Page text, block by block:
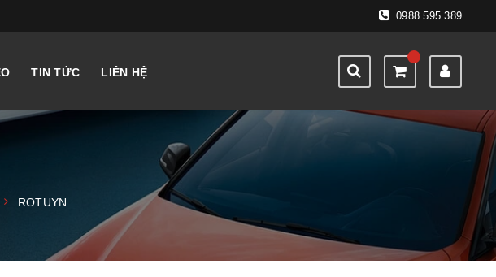
0988 595 389
TIN TỨC LIÊN HỆ
ROTUYN